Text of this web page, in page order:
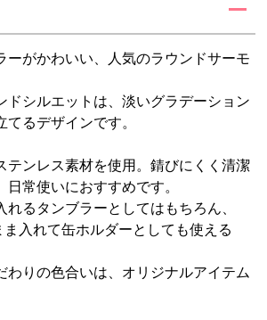
ーがかわいい、人気のラウンドサーモ
ドシルエットは、淡いグラデーション
てるデザインです。
テンレス素材を使用。錆びにくく清潔
日常使いにおすすめです。
れるタンブラーとしてはもちろん、
入れて缶ホルダーとしても使える
わりの色合いは、オリジナルアイテム